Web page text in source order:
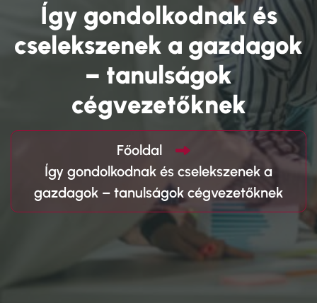
Így gondolkodnak és
cselekszenek a gazdagok
– tanulságok
cégvezetőknek
Főoldal
Így gondolkodnak és cselekszenek a
gazdagok – tanulságok cégvezetőknek